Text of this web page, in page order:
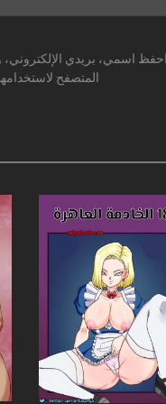
اسمي، بريدي الإلكتروني،
المتصفح